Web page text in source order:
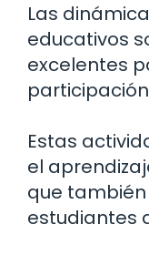
Las
educativos
excelentes
Estas
el
que
estudiantes